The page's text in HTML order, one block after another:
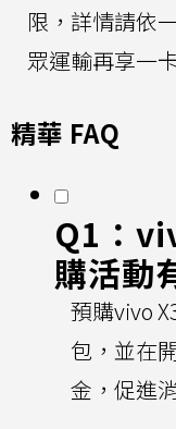
限，詳情請依
眾運輸再享一
精華 FAQ
Q1：
購活動
預購vivo
包，並在
金，促進